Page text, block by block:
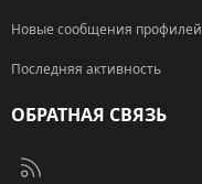
Новые сообщения профилей
Последняя активность
ОБРАТНАЯ СВЯЗЬ